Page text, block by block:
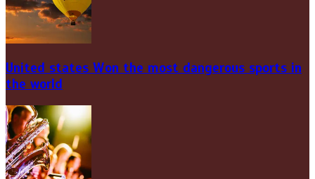
United states Won the most dangerous sports in
the world